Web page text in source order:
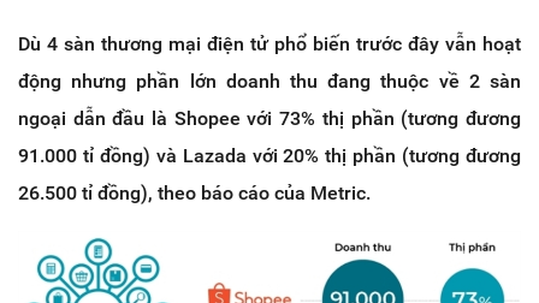
Dù 4 sàn thương mại điện tử phổ biến trước đây vẫn hoạt
động nhưng phần lớn doanh thu đang thuộc về 2 sàn
ngoại dẫn đầu là Shopee với 73% thị phần (tương đương
91.000 tỉ đồng) và Lazada với 20% thị phần (tương đương
26.500 tỉ đồng), theo báo cáo của Metric.